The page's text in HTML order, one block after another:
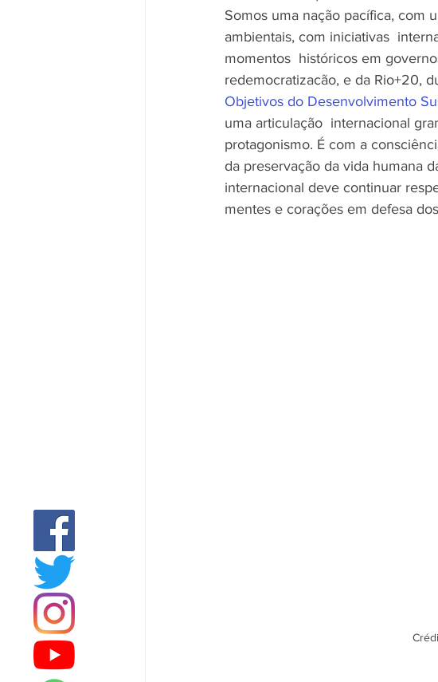
Somos uma nação pacífica, com
ambientais, com iniciativas
momentos  históricos em
redemocratizacão, e da Rio+20,
Objetivos do Desenvolvimento
uma articulação  internacional
protagonismo. É com a
da preservação da vida humana
internacional deve continuar
mentes e corações em defesa